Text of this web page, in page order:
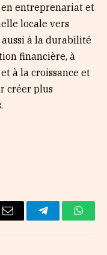
en entreprenariat et
locale vers
à la durabilité
financière, à
à la croissance et
créer plus
Email Telegram